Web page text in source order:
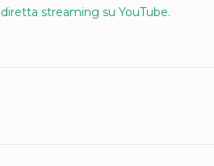
diretta streaming su YouTube.